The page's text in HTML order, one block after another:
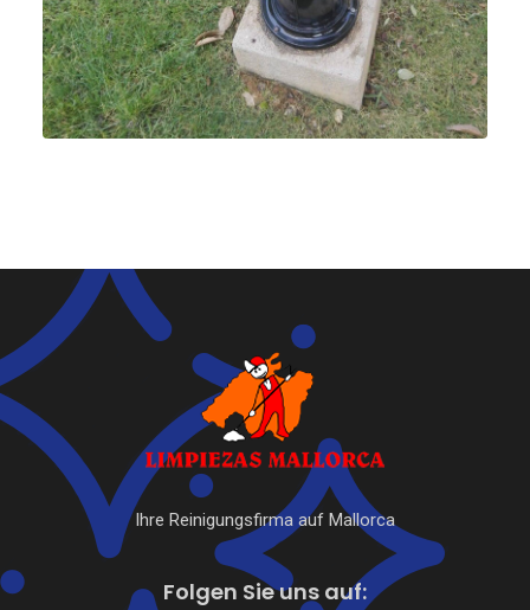
Ihre Reinigungsfirma auf Mallorca
Folgen Sie uns auf: